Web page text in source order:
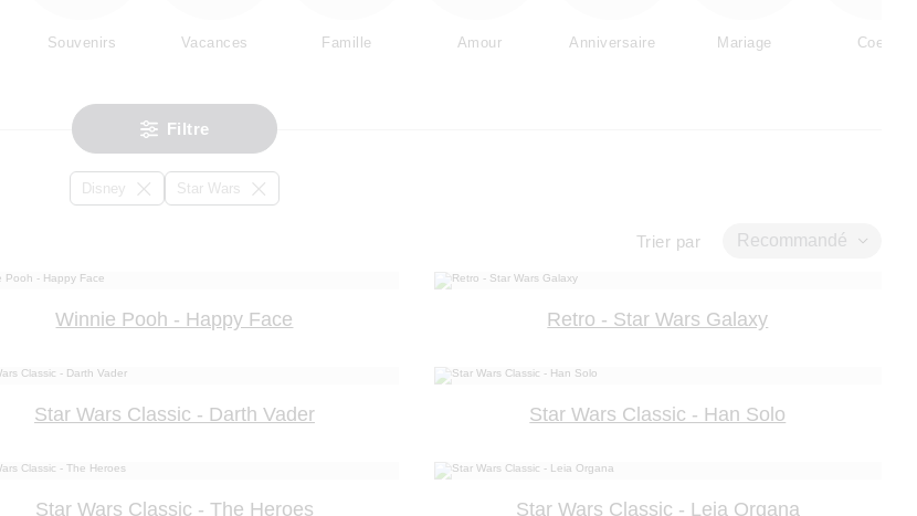
Souvenirs Vacances Famille Amour Anniversaire Mariage Coeur
Filtre
Disney Star Wars
Trier par Recommandé
Winnie Pooh - Happy Face Retro - Star Wars Galaxy
Star Wars Classic - Darth Vader Star Wars Classic - Han Solo
Star Wars Classic - The Heroes Star Wars Classic - Leia Organa